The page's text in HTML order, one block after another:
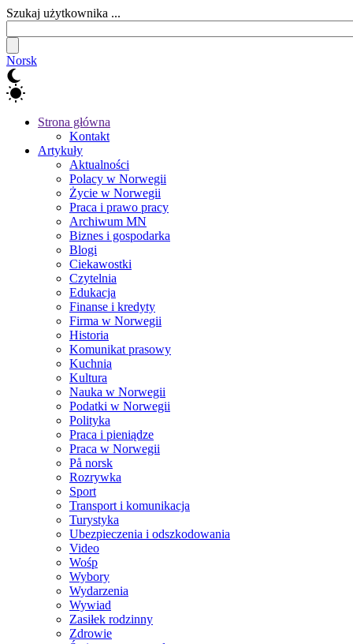
Szukaj użytkownika ...
Norsk
Strona główna
Kontakt
Artykuły
Aktualności
Polacy w Norwegii
Życie w Norwegii
Praca i prawo pracy
Archiwum MN
Biznes i gospodarka
Blogi
Ciekawostki
Czytelnia
Edukacja
Finanse i kredyty
Firma w Norwegii
Historia
Komunikat prasowy
Kuchnia
Kultura
Nauka w Norwegii
Podatki w Norwegii
Polityka
Praca i pieniądze
Praca w Norwegii
På norsk
Rozrywka
Sport
Transport i komunikacja
Turystyka
Ubezpieczenia i odszkodowania
Video
Wośp
Wybory
Wydarzenia
Wywiad
Zasiłek rodzinny
Zdrowie